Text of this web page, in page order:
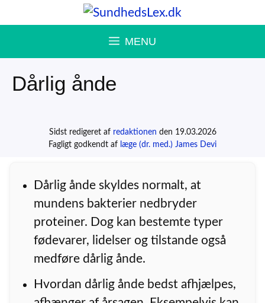
til
MENU
Dårlig ånde
Sidst redigeret af redaktionen den 19.03.2026
Fagligt godkendt af læge (dr. med.) James Devi
Dårlig ånde skyldes normalt, at
mundens bakterier nedbryder
proteiner. Dog kan bestemte typer
fødevarer, lidelser og tilstande også
medføre dårlig ånde.
Hvordan dårlig ånde bedst afhjælpes,